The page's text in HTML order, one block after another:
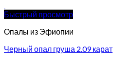
Быстрый просмотр
Опалы из Эфиопии
Черный опал груша 2.09 карат